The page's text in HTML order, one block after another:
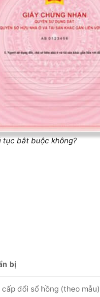
tục bắt buộc không?
bị
đổi sổ hồng (theo mẫu)